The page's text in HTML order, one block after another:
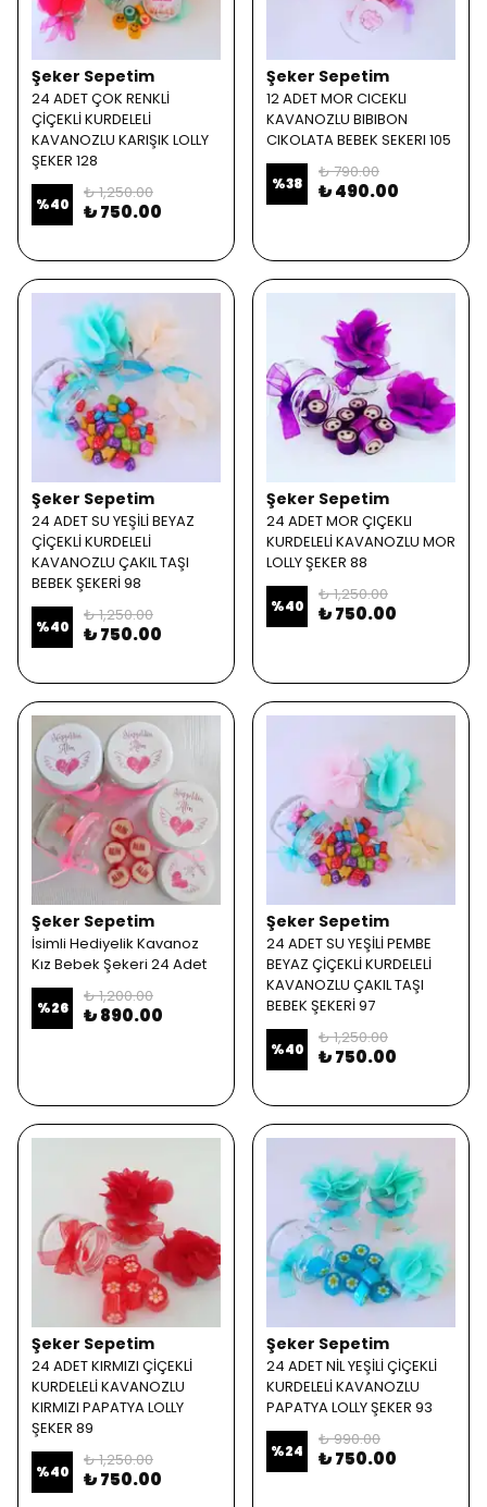
Şeker Sepetim
24 ADET ÇOK RENKLİ
ÇİÇEKLİ KURDELELİ
KAVANOZLU KARIŞIK LOLLY
ŞEKER 128
%40
₺ 1,250.00
₺ 750.00
Şeker Sepetim
12 ADET MOR CICEKLI
KAVANOZLU BIBIBON
CIKOLATA BEBEK SEKERI 105
%38
₺ 790.00
₺ 490.00
Şeker Sepetim
24 ADET SU YEŞİLİ BEYAZ
ÇİÇEKLİ KURDELELİ
KAVANOZLU ÇAKIL TAŞI
BEBEK ŞEKERİ 98
%40
₺ 1,250.00
₺ 750.00
Şeker Sepetim
24 ADET MOR ÇIÇEKLI
KURDELELİ KAVANOZLU MOR
LOLLY ŞEKER 88
%40
₺ 1,250.00
₺ 750.00
Şeker Sepetim
İsimli Hediyelik Kavanoz
Kız Bebek Şekeri 24 Adet
%26
₺ 1,200.00
₺ 890.00
Şeker Sepetim
24 ADET SU YEŞİLİ PEMBE
BEYAZ ÇİÇEKLİ KURDELELİ
KAVANOZLU ÇAKIL TAŞI
BEBEK ŞEKERİ 97
%40
₺ 1,250.00
₺ 750.00
Şeker Sepetim
24 ADET KIRMIZI ÇİÇEKLİ
KURDELELİ KAVANOZLU
KIRMIZI PAPATYA LOLLY
ŞEKER 89
%40
₺ 1,250.00
₺ 750.00
Şeker Sepetim
24 ADET NİL YEŞİLİ ÇİÇEKLİ
KURDELELİ KAVANOZLU
PAPATYA LOLLY ŞEKER 93
%24
₺ 990.00
₺ 750.00